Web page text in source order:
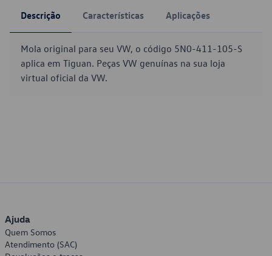
Descrição Características Aplicações
Mola original para seu VW, o código 5N0-411-105-S
aplica em Tiguan. Peças VW genuínas na sua loja
virtual oficial da VW.
Ajuda
Quem Somos
Atendimento (SAC)